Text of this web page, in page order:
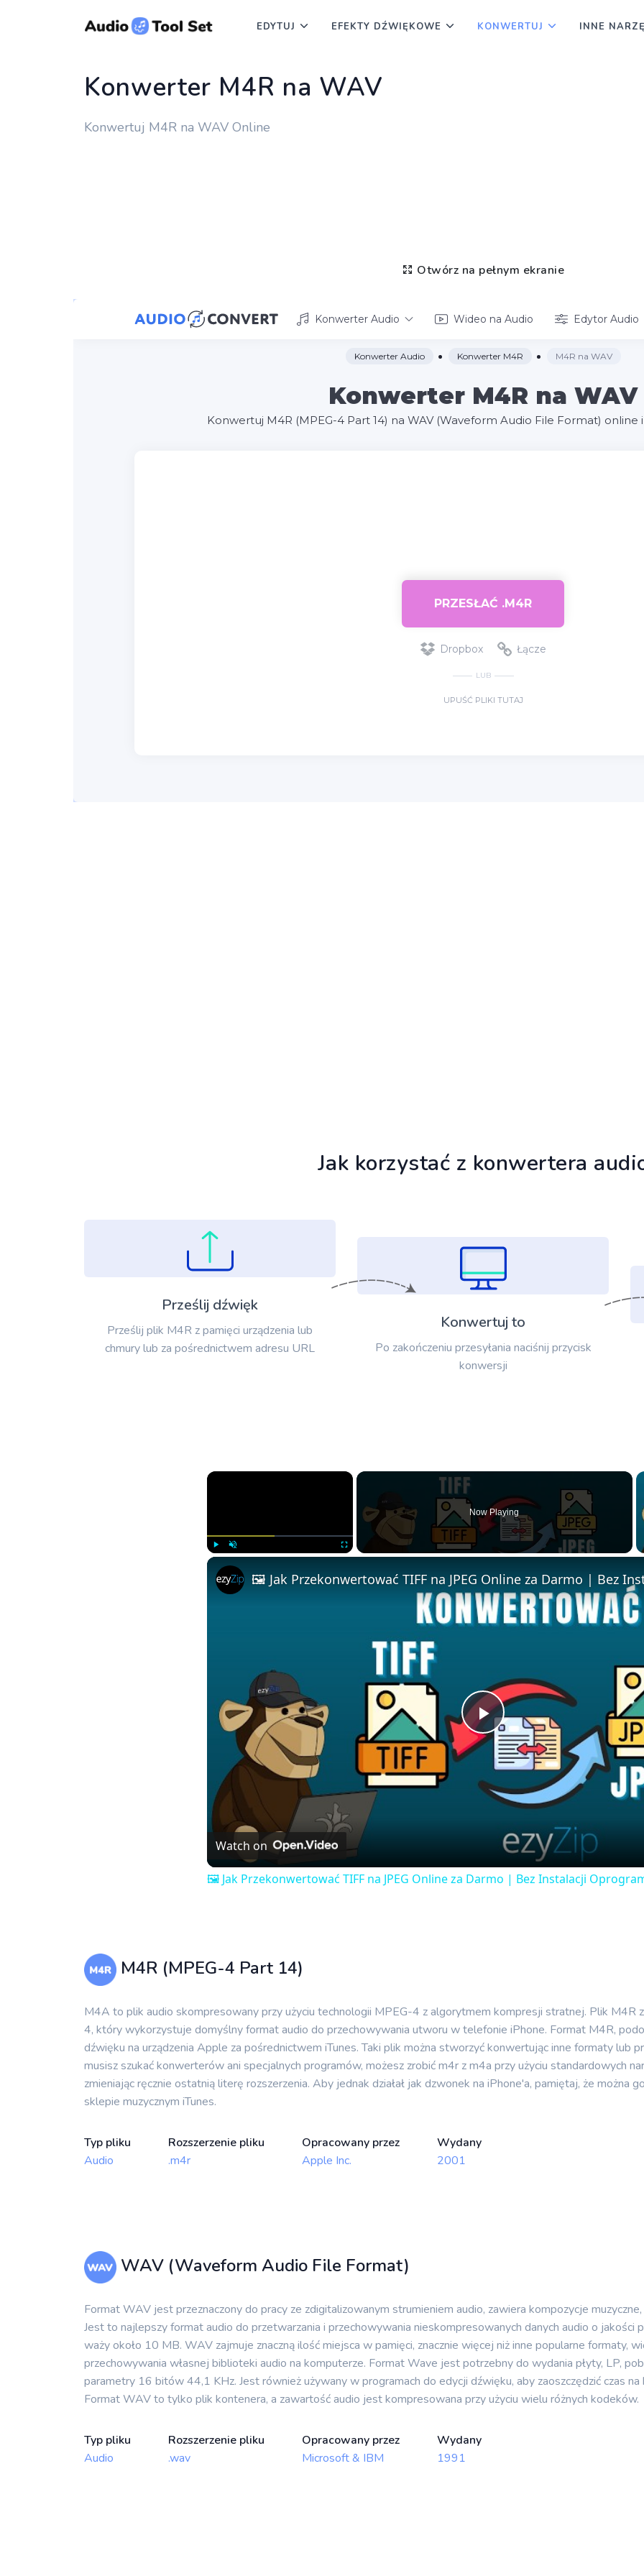
EDYTUJ EFEKTY DŹWIĘKOWE KONWERTUJ INNE
Konwerter M4R na WAV
Konwertuj M4R na WAV Online
Otwórz na pełnym ekranie
Jak korzystać z konwertera
Prześlij dźwięk
Prześlij plik M4R z pamięci urządzenia lub
chmury lub za pośrednictwem adresu URL
Konwertuj to
Po zakończeniu przesyłania naciśnij przycisk
konwersji
×
Now Playing
Play
Video
Watch on
🖼️ Jak Przekonwertować TIFF na JPEG Online za Darmo | Bez Instalacji
M4R (MPEG-4 Part 14)
M4A to plik audio skompresowany przy użyciu technologii MPEG-4 z algorytmem kompresji stratnej. Plik
4, który wykorzystuje domyślny format audio do przechowywania utworu w telefonie iPhone. Format M4R,
dźwięku na urządzenia Apple za pośrednictwem iTunes. Taki plik można stworzyć konwertując inne formaty lub
musisz szukać konwerterów ani specjalnych programów, możesz zrobić m4r z m4a przy użyciu standardowych
zmieniając ręcznie ostatnią literę rozszerzenia. Aby jednak działał jak dzwonek na iPhone'a, pamiętaj, że
sklepie muzycznym iTunes.
Typ pliku
Audio
Rozszerzenie pliku
.m4r
Opracowany przez
Apple Inc.
Wydany
2001
WAV (Waveform Audio File Format)
Format WAV jest przeznaczony do pracy ze zdigitalizowanym strumieniem audio, zawiera kompozycje
Jest to najlepszy format audio do przetwarzania i przechowywania nieskompresowanych danych audio o jakości
waży około 10 MB. WAV zajmuje znaczną ilość miejsca w pamięci, znacznie więcej niż inne popularne formaty,
przechowywania własnej biblioteki audio na komputerze. Format Wave jest potrzebny do wydania płyty, LP,
parametry 16 bitów 44,1 KHz. Jest również używany w programach do edycji dźwięku, aby zaoszczędzić czas
Format WAV to tylko plik kontenera, a zawartość audio jest kompresowana przy użyciu wielu różnych kodeków.
Typ pliku
Audio
Rozszerzenie pliku
.wav
Opracowany przez
Microsoft & IBM
Wydany
1991